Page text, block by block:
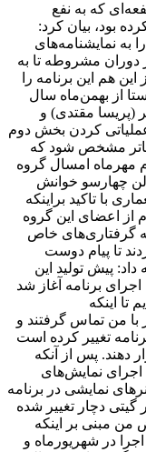
که به نفع
بود، بیان کرد:
به نمایشنامه‌های
دوران مشروطه تا به
که پیش از این هم این برنامه را
از بهمن‌ماه سال
(پریسا مقتدی) و
کردن بخش دوم
تئاتر مشخص شود که
تا دوم مهرماه امسال گروه
چهارسو خوانش
با تاکید براینکه
از اعضای این گروه
که گرفتاری‌های خاص
تا پیام دوست
داد: پیش تولید این
برنامه آغاز شد
تا اینکه
با من تماس گرفتند و
تغییر کرده است
دهند. پس از آنکه
اجرای نمایش‌های
نمایشی در برنامه
گیتی دچار تغییر شده
من مبنی بر اینکه
در شهریورماه و